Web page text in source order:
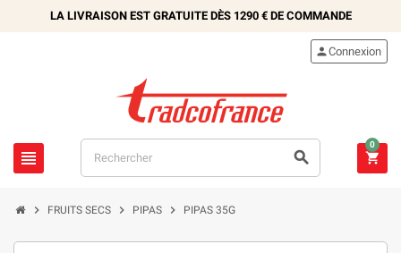
LA LIVRAISON EST GRATUITE DÈS 1290 €DE COMMANDE
 
Connexion

0
 FRUITS SECS  PIPAS  PIPAS 35G